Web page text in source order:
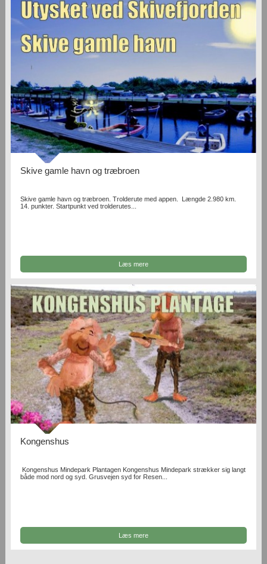
Skive gamle havn og træbroen
Skive gamle havn og træbroen. Trolderute med appen. Længde 2.980 km.
14. punkter. Startpunkt ved trolderutes...
Læs mere
Kongenshus
Kongenshus Mindepark Plantagen Kongenshus Mindepark strækker sig langt
både mod nord og syd. Grusvejen syd for Resen...
Læs mere